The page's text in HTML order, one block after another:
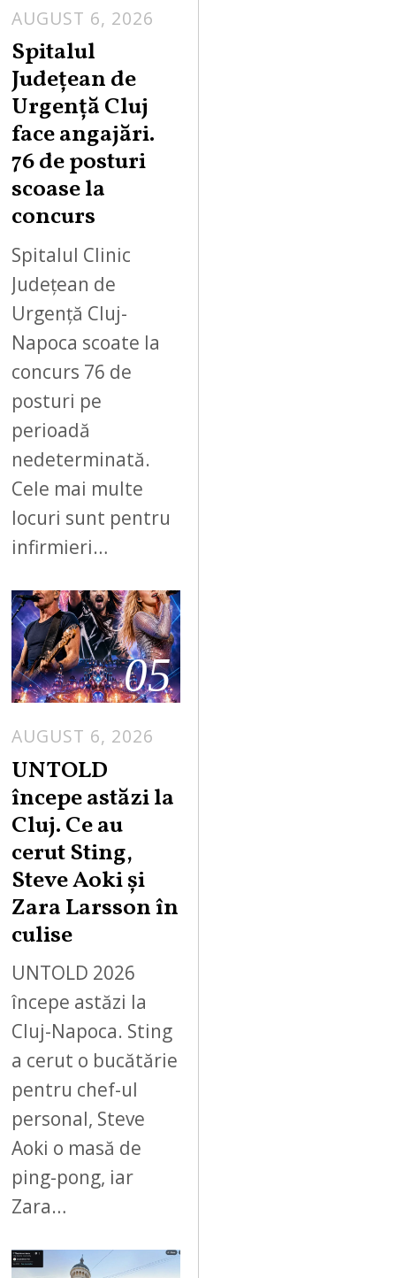
AUGUST 6, 2026
Spitalul
Județean de
Urgență Cluj
face angajări.
76 de posturi
scoase la
concurs
Spitalul Clinic
Județean de
Urgență Cluj-
Napoca scoate la
concurs 76 de
posturi pe
perioadă
nedeterminată.
Cele mai multe
locuri sunt pentru
infirmieri…
05
AUGUST 6, 2026
UNTOLD
începe astăzi la
Cluj. Ce au
cerut Sting,
Steve Aoki și
Zara Larsson în
culise
UNTOLD 2026
începe astăzi la
Cluj-Napoca. Sting
a cerut o bucătărie
pentru chef-ul
personal, Steve
Aoki o masă de
ping-pong, iar
Zara…